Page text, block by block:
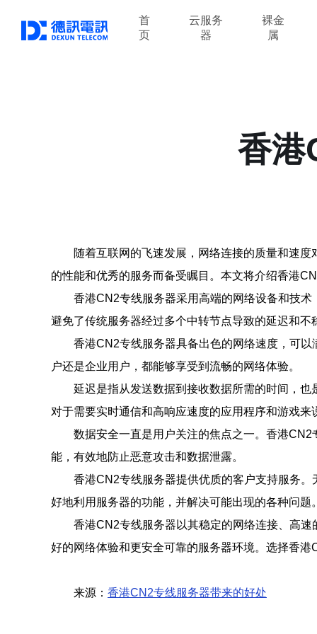
首
页
云服务
器
裸金
属
香港
随着互联网的飞速发展，网络连接的质量和速
的性能和优秀的服务而备受瞩目。本文将介绍香港
香港CN2专线服务器采用高端的网络设备和技
避免了传统服务器经过多个中转节点导致的延迟和不
香港CN2专线服务器具备出色的网络速度，可
户还是企业用户，都能够享受到流畅的网络体验。
延迟是指从发送数据到接收数据所需的时间，
对于需要实时通信和高响应速度的应用程序和游戏来
数据安全一直是用户关注的焦点之一。香港
能，有效地防止恶意攻击和数据泄露。
香港CN2专线服务器提供优质的客户支持服务
好地利用服务器的功能，并解决可能出现的各种问题
香港CN2专线服务器以其稳定的网络连接、高
好的网络体验和更安全可靠的服务器环境。选择香
来源： 香港CN2专线服务器带来的好处